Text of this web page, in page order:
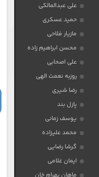
علی عبدالمالکی
حمید عسکری
مازیار فلاحی
محسن ابراهیم زاده
علی اصحابی
روزبه نعمت الهی
رضا شیری
پازل بند
یوسف زمانی
محمد علیزاده
گرشا رضایی
ایمان غلامی